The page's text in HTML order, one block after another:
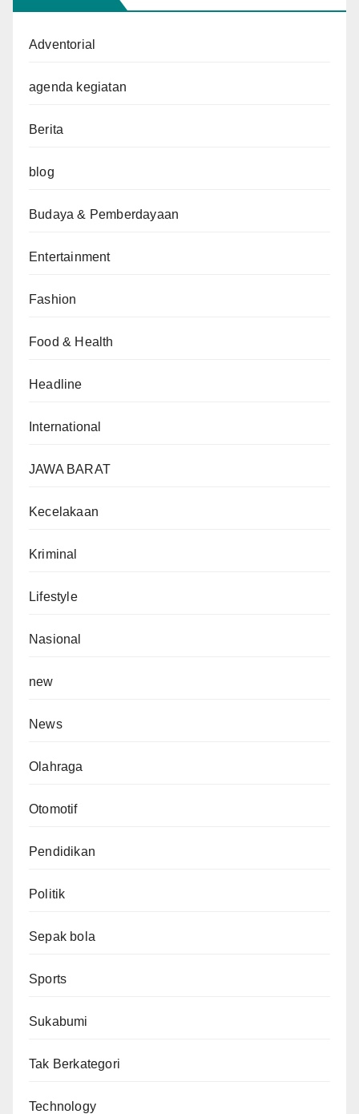
Adventorial
agenda kegiatan
Berita
blog
Budaya & Pemberdayaan
Entertainment
Fashion
Food & Health
Headline
International
JAWA BARAT
Kecelakaan
Kriminal
Lifestyle
Nasional
new
News
Olahraga
Otomotif
Pendidikan
Politik
Sepak bola
Sports
Sukabumi
Tak Berkategori
Technology